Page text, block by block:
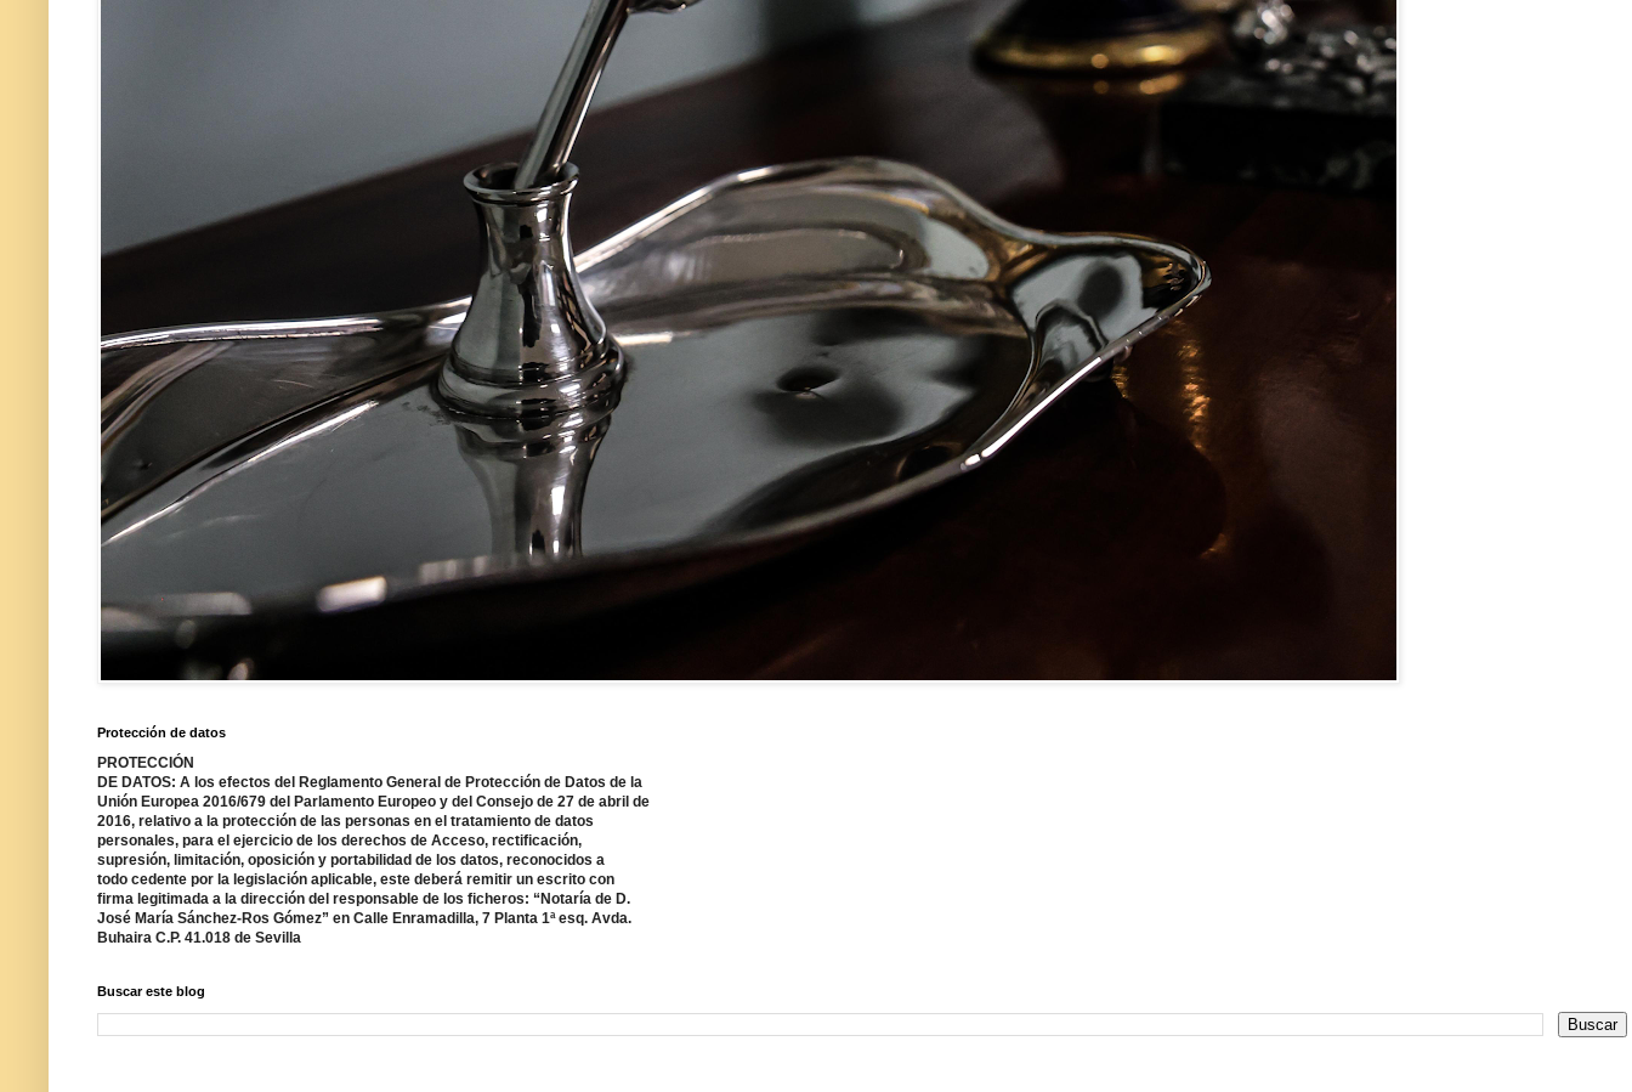
Protección de datos
PROTECCIÓN
DE DATOS: A los efectos del Reglamento General de Protección de Datos de la
Unión Europea 2016/679 del Parlamento Europeo y del Consejo de 27 de abril de
2016, relativo a la protección de las personas en el tratamiento de datos
personales, para el ejercicio de los derechos de Acceso, rectificación,
supresión, limitación, oposición y portabilidad de los datos, reconocidos a
todo cedente por la legislación aplicable, este deberá remitir un escrito con
firma legitimada a la dirección del responsable de los ficheros: “Notaría de D.
José María Sánchez-Ros Gómez” en Calle Enramadilla, 7 Planta 1ª esq. Avda.
Buhaira C.P. 41.018 de Sevilla
Buscar este blog